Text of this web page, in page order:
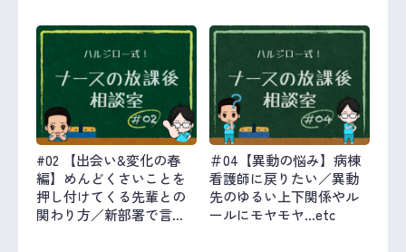
#02 【出会い&変化の春
編】めんどくさいことを
押し付けてくる先輩との
関わり方／新部署で言わ
＃04【異動の悩み】病棟
看護師に戻りたい／異動
先のゆるい上下関係やル
ールにモヤモヤ…etc